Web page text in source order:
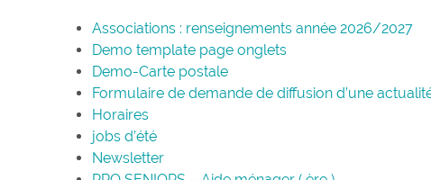
Associations : renseignements année 2026/2027
Demo template page onglets
Demo-Carte postale
Formulaire de demande de diffusion d’une
Horaires
jobs d’été
Newsletter